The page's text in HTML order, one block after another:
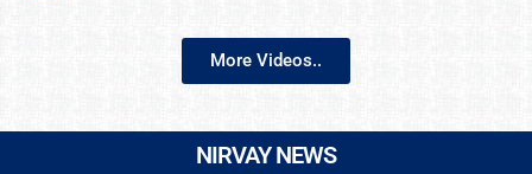
More Videos..
NIRVAY NEWS